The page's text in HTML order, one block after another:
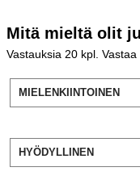
Mitä mieltä olit
Vastauksia 20 kpl.
MIELENKIINTOINEN
HYÖDYLLINEN